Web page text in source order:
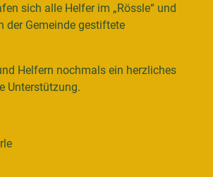
sich alle Helfer im „Rössle“ und
der Gemeinde gestiftete
Helfern nochmals ein herzliches
Unterstützung.